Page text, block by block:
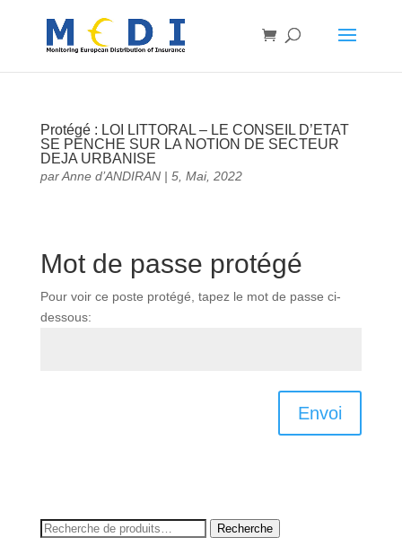
Protégé : LOI LITTORAL – LE CONSEIL D’ETAT
SE PENCHE SUR LA NOTION DE SECTEUR
DEJA URBANISE
parAnne d’ANDIRAN| 5, Mai, 2022
Mot de passe protégé
Pour voir ce poste protégé, tapez le mot de passe ci-
dessous:
Envoi
Recherche
Recherche